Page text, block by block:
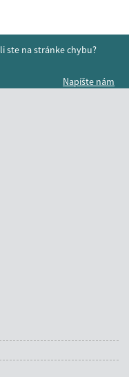
pre vás užitočné?
pre vás užitočné?
ste na stránke chybu?
Napíšte nám